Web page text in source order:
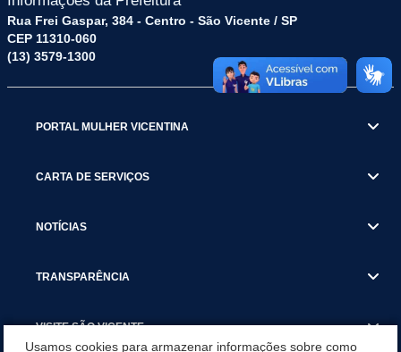
Rua Frei Gaspar, 384 - Centro - São Vicente / SP
CEP 11310-060
(13) 3579-1300
PORTAL MULHER VICENTINA
CARTA DE SERVIÇOS
NOTÍCIAS
TRANSPARÊNCIA
VISITE SÃO VICENTE
Usamos cookies para armazenar informações sobre como